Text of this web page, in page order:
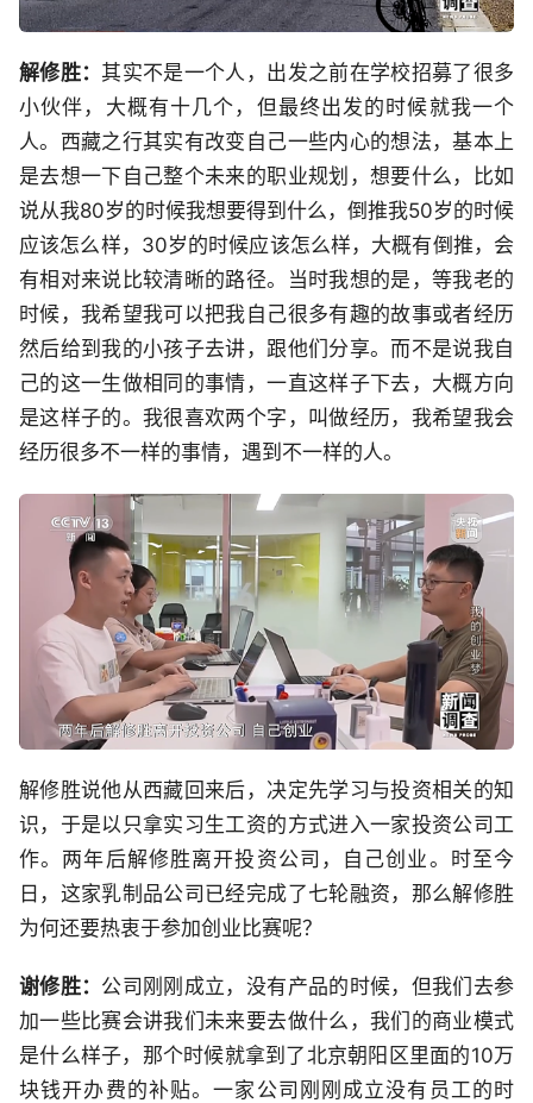
解修胜： 其实不是一个人，出发之前在学校招募了很多
小伙伴，大概有十几个，但最终出发的时候就我一个
人。西藏之行其实有改变自己一些内心的想法，基本上
是去想一下自己整个未来的职业规划，想要什么，比如
说从我80岁的时候我想要得到什么，倒推我50岁的时候
应该怎么样，30岁的时候应该怎么样，大概有倒推，会
有相对来说比较清晰的路径。当时我想的是，等我老的
时候，我希望我可以把我自己很多有趣的故事或者经历
然后给到我的小孩子去讲，跟他们分享。而不是说我自
己的这一生做相同的事情，一直这样子下去，大概方向
是这样子的。我很喜欢两个字，叫做经历，我希望我会
经历很多不一样的事情，遇到不一样的人。
解修胜说他从西藏回来后，决定先学习与投资相关的知
识，于是以只拿实习生工资的方式进入一家投资公司工
作。两年后解修胜离开投资公司，自己创业。时至今
日，这家乳制品公司已经完成了七轮融资，那么解修胜
为何还要热衷于参加创业比赛呢？
谢修胜： 公司刚刚成立，没有产品的时候，但我们去参
加一些比赛会讲我们未来要去做什么，我们的商业模式
是什么样子，那个时候就拿到了北京朝阳区里面的10万
块钱开办费的补贴。一家公司刚刚成立没有员工的时